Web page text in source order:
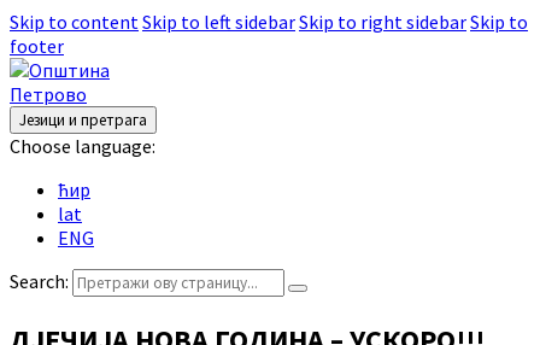
Skip to contentSkip to left sidebarSkip to right sidebarSkip to
footer
Језици и претрага
Choose language:
ћир
lat
ENG
Search: